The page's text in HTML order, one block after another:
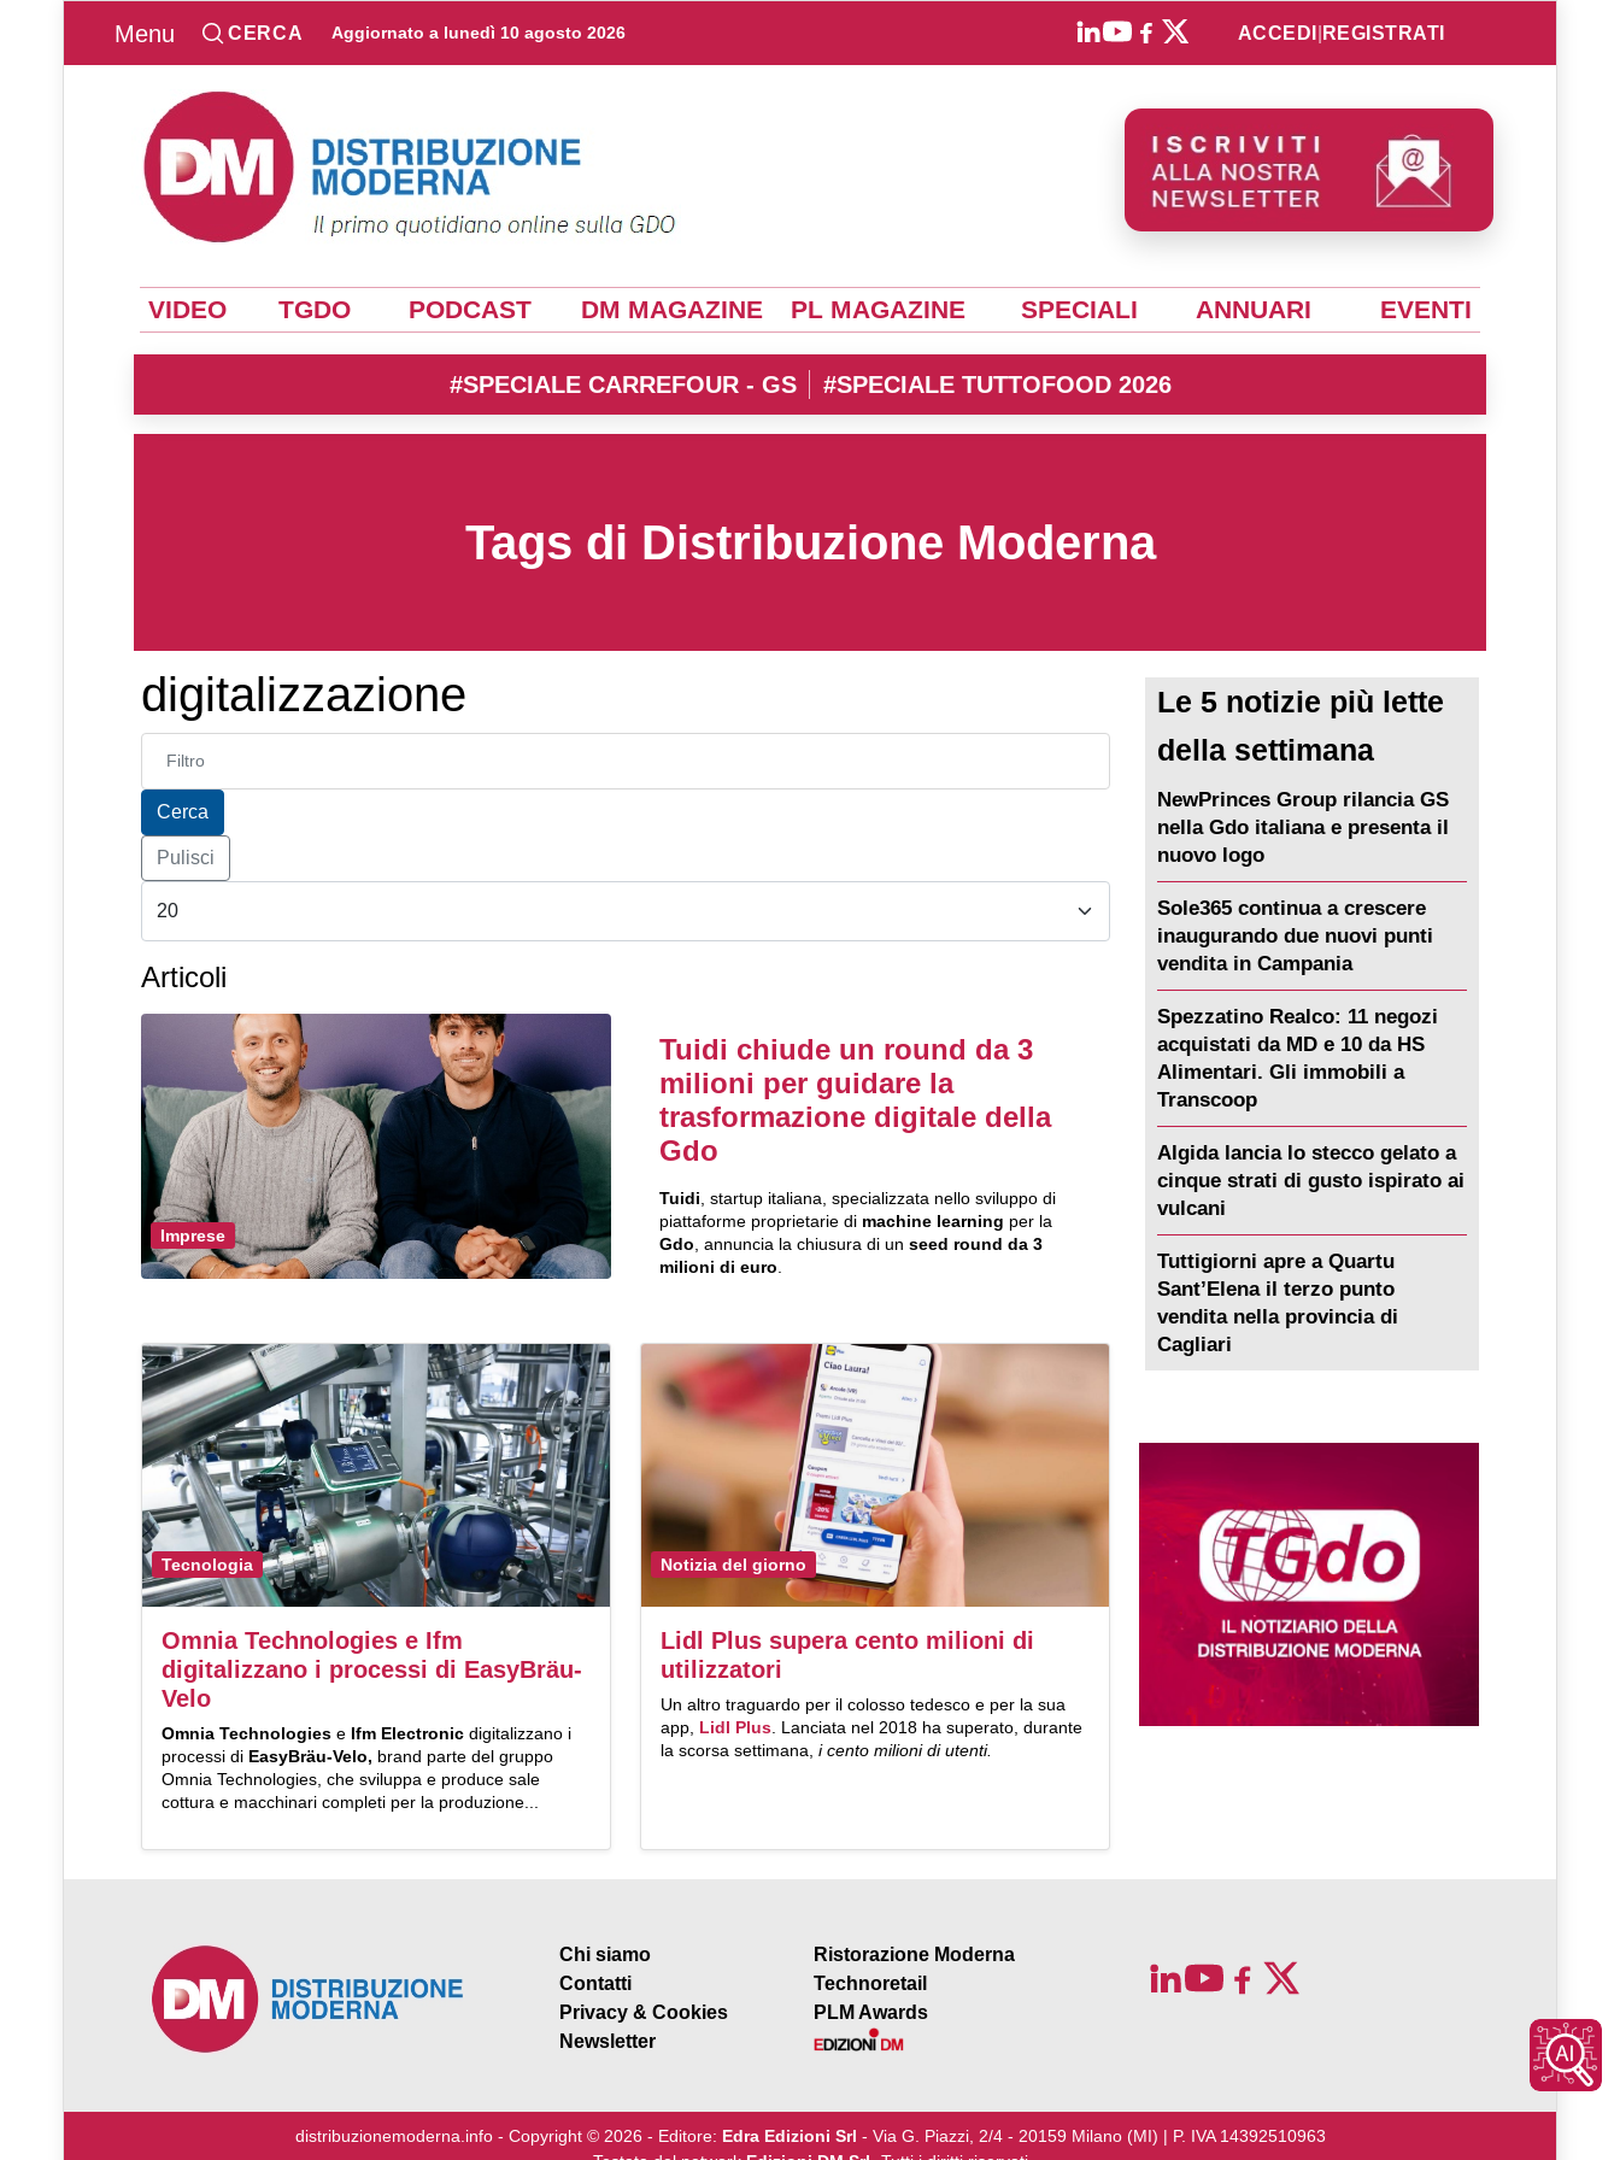
Menu CERCA Aggiornato a lunedì 10 agosto 2026 ACCEDI REGISTRATI
VIDEO TGDO PODCAST DM MAGAZINE PL MAGAZINE SPECIALI ANNUARI EVENTI
#SPECIALE CARREFOUR - GS #SPECIALE TUTTOFOOD 2026
Tags di Distribuzione Moderna
digitalizzazione
Inserisci parte del titolo
Cerca
Pulisci
Articoli
Imprese
Tuidi chiude un round da 3
milioni per guidare la
trasformazione digitale della
Gdo
Tuidi, startup italiana, specializzata nello sviluppo di
piattaforme proprietarie di machine learning per la
Gdo, annuncia la chiusura di un seed round da 3
milioni di euro.
Tecnologia
Omnia Technologies e Ifm
digitalizzano i processi di EasyBräu-
Velo
Omnia Technologies e Ifm Electronic digitalizzano i
processi di EasyBräu-Velo, brand parte del gruppo
Omnia Technologies, che sviluppa e produce sale
cottura e macchinari completi per la produzione...
Notizia del giorno
Lidl Plus supera cento milioni di
utilizzatori
Un altro traguardo per il colosso tedesco e per la sua
app, Lidl Plus. Lanciata nel 2018 ha superato, durante
la scorsa settimana, i cento milioni di utenti.
Le 5 notizie più lette
della settimana
NewPrinces Group rilancia GS
nella Gdo italiana e presenta il
nuovo logo
Sole365 continua a crescere
inaugurando due nuovi punti
vendita in Campania
Spezzatino Realco: 11 negozi
acquistati da MD e 10 da HS
Alimentari. Gli immobili a
Transcoop
Algida lancia lo stecco gelato a
cinque strati di gusto ispirato ai
vulcani
Tuttigiorni apre a Quartu
Sant’Elena il terzo punto
vendita nella provincia di
Cagliari
Chi siamo
Contatti
Privacy & Cookies
Newsletter
Ristorazione Moderna
Technoretail
PLM Awards
distribuzionemoderna.info - Copyright © 2026 - Editore: Edra Edizioni Srl - Via G. Piazzi, 2/4 - 20159 Milano (MI) | P. IVA 14392510963